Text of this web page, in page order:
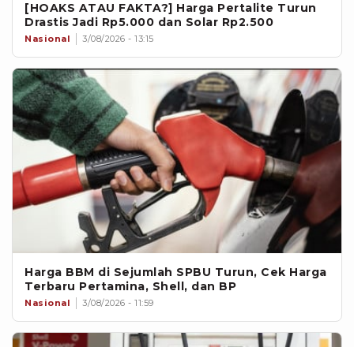
[HOAKS ATAU FAKTA?] Harga Pertalite Turun
Drastis Jadi Rp5.000 dan Solar Rp2.500
Nasional 3/08/2026 - 13:15
Harga BBM di Sejumlah SPBU Turun, Cek Harga
Terbaru Pertamina, Shell, dan BP
Nasional 3/08/2026 - 11:59